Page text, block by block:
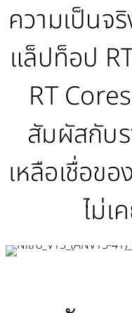
ความเป็นจ
แล็ปท็อป
RT
สัมผัสกับ
เหลือเชื่อข
ไม่เ